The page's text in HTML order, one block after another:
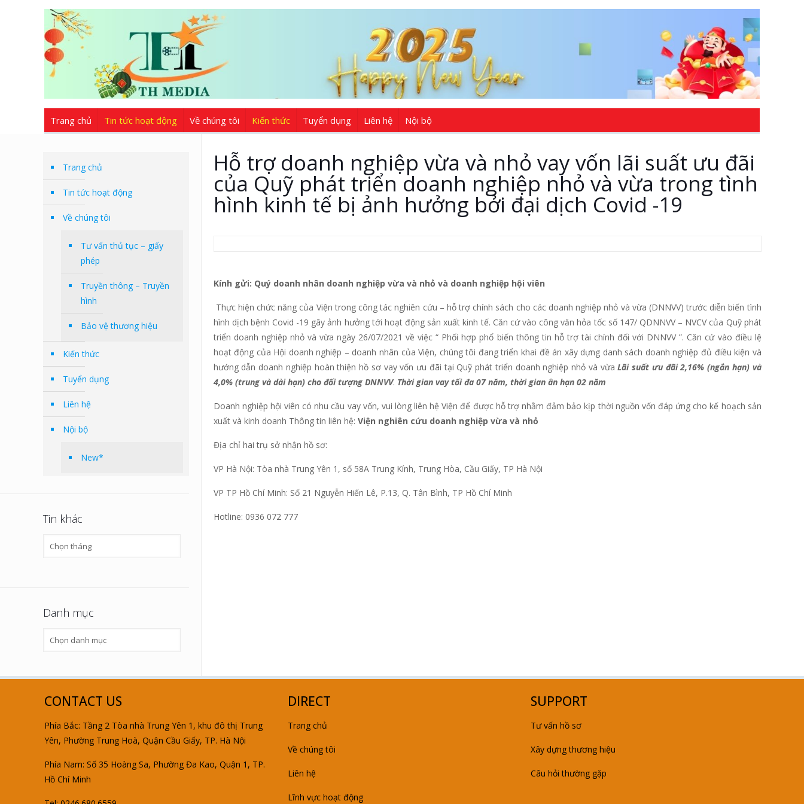
Trang chủ Tin tức hoạt động Về chúng tôi Kiến thức Tuyển dụng Liên hệ Nội bộ
Hỗ trợ doanh nghiệp vừa và nhỏ vay vốn lãi suất ưu đãi
của Quỹ phát triển doanh nghiệp nhỏ và vừa trong tình
hình kinh tế bị ảnh hưởng bởi đại dịch Covid -19
Kính gửi: Quý doanh nhân doanh nghiệp vừa và nhỏ và doanh nghiệp hội viên
Thực hiện chức năng của Viện trong công tác nghiên cứu – hỗ trợ chính sách cho các doanh nghiệp nhỏ và vừa (DNNVV) trước diễn biến tình
hình dịch bệnh Covid -19 gây ảnh hưởng tới hoạt động sản xuất kinh tế. Căn cứ vào công văn hỏa tốc số 147/ QDNNVV – NVCV của Quỹ phát
triển doanh nghiệp nhỏ và vừa ngày 26/07/2021 về việc “ Phối hợp phổ biến thông tin hỗ trợ tài chính đối với DNNVV ”. Căn cứ vào điều lệ
hoạt động của Hội doanh nghiệp – doanh nhân của Viện, chúng tôi đang triển khai đề án xây dựng danh sách doanh nghiệp đủ điều kiện và
hướng dẫn doanh nghiệp hoàn thiện hồ sơ vay vốn ưu đãi tại Quỹ phát triển doanh nghiệp nhỏ và vừaLãi suất ưu đãi 2,16% (ngắn hạn) và
4,0% (trung và dài hạn) cho đối tượng DNNVV. Thời gian vay tối đa 07 năm, thời gian ân hạn 02 năm
Doanh nghiệp hội viên có nhu cầu vay vốn, vui lòng liên hệ Viện để được hỗ trợ nhằm đảm bảo kịp thời nguồn vốn đáp ứng cho kế hoạch sản
xuất và kinh doanh Thông tin liên hệ: Viện nghiên cứu doanh nghiệp vừa và nhỏ
Địa chỉ hai trụ sở nhận hồ sơ:
VP Hà Nội: Tòa nhà Trung Yên 1, số 58A Trung Kính, Trung Hòa, Cầu Giấy, TP Hà Nội
VP TP Hồ Chí Minh: Số 21 Nguyễn Hiến Lê, P.13, Q. Tân Bình, TP Hồ Chí Minh
Hotline: 0936 072 777
Trang chủ
Tin tức hoạt động
Về chúng tôi
Tư vấn thủ tục – giấy
phép
Truyền thông – Truyền
hình
Bảo vệ thương hiệu
Kiến thức
Tuyển dụng
Liên hệ
Nội bộ
New*
Tin khác
Tin
Danh mục
Danh
CONTACT US
Phía Bắc: Tầng 2 Tòa nhà Trung Yên 1, khu đô thị Trung
Yên, Phường Trung Hoà, Quận Cầu Giấy, TP. Hà Nội
Phía Nam: Số 35 Hoàng Sa, Phường Đa Kao, Quận 1, TP.
Hồ Chí Minh
DIRECT
Trang chủ
Về chúng tôi
Liên hệ
Lĩnh vực hoạt động
SUPPORT
Tư vấn hồ sơ
Xây dựng thương hiệu
Câu hỏi thường gặp